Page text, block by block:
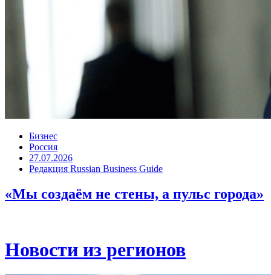
Бизнес
Россия
27.07.2026
Редакция Russian Business Guide
«Мы создаём не стены, а пульс города»
Новости из регионов